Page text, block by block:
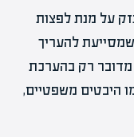
על מנת לפצות
להעריך
מדובר רק בהערכת
היבטים משפטיים,